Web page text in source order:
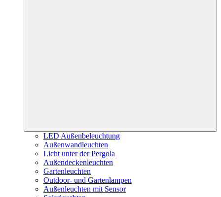
LED Außenbeleuchtung
Außenwandleuchten
Licht unter der Pergola
Außendeckenleuchten
Gartenleuchten
Outdoor- und Gartenlampen
Außenleuchten mit Sensor